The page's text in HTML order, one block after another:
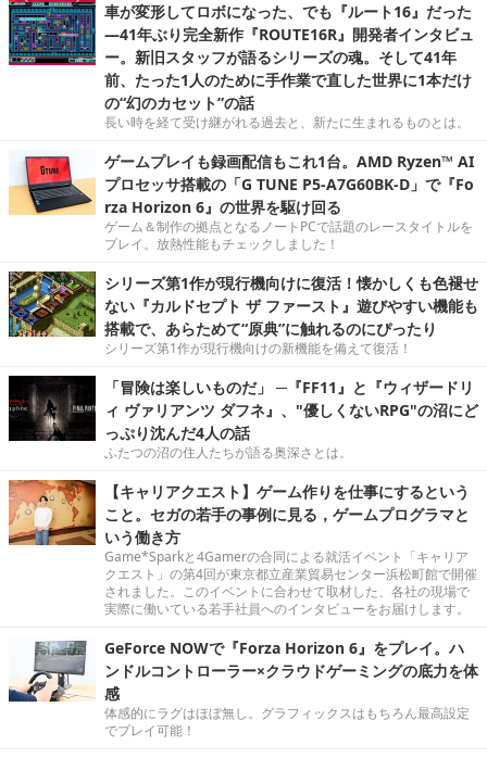
車が変形してロボになった、でも『ルート16』だった
―41年ぶり完全新作『ROUTE16R』開発者インタビュ
ー。新旧スタッフが語るシリーズの魂。そして41年
前、たった1人のために手作業で直した世界に1本だけ
の“幻のカセット”の話
長い時を経て受け継がれる過去と、新たに生まれるものとは。
ゲームプレイも録画配信もこれ1台。AMD Ryzen™ AI
プロセッサ搭載の「G TUNE P5-A7G60BK-D」で『Fo
rza Horizon 6』の世界を駆け回る
ゲーム＆制作の拠点となるノートPCで話題のレースタイトルを
プレイ。放熱性能もチェックしました！
シリーズ第1作が現行機向けに復活！懐かしくも色褪せ
ない『カルドセプト ザ ファースト』遊びやすい機能も
搭載で、あらためて“原典”に触れるのにぴったり
シリーズ第1作が現行機向けの新機能を備えて復活！
「冒険は楽しいものだ」 ─『FF11』と『ウィザードリ
ィ ヴァリアンツ ダフネ』、"優しくないRPG"の沼にど
っぷり沈んだ4人の話
ふたつの沼の住人たちが語る奥深さとは。
【キャリアクエスト】ゲーム作りを仕事にするという
こと。セガの若手の事例に見る，ゲームプログラマと
いう働き方
Game*Sparkと4Gamerの合同による就活イベント「キャリア
クエスト」の第4回が東京都立産業貿易センター浜松町館で開催
されました。このイベントに合わせて取材した、各社の現場で
実際に働いている若手社員へのインタビューをお届けします。
GeForce NOWで『Forza Horizon 6』をプレイ。ハ
ンドルコントローラー×クラウドゲーミングの底力を体
感
体感的にラグはほぼ無し。グラフィックスはもちろん最高設定
でプレイ可能！